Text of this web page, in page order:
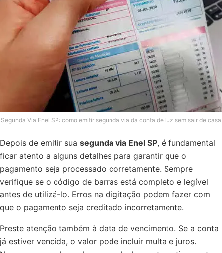
Segunda Via Enel SP: como emitir segunda via da conta de luz sem sair de casa
Depois de emitir sua segunda via Enel SP, é fundamental
ficar atento a alguns detalhes para garantir que o
pagamento seja processado corretamente. Sempre
verifique se o código de barras está completo e legível
antes de utilizá-lo. Erros na digitação podem fazer com
que o pagamento seja creditado incorretamente.
Preste atenção também à data de vencimento. Se a conta
já estiver vencida, o valor pode incluir multa e juros.